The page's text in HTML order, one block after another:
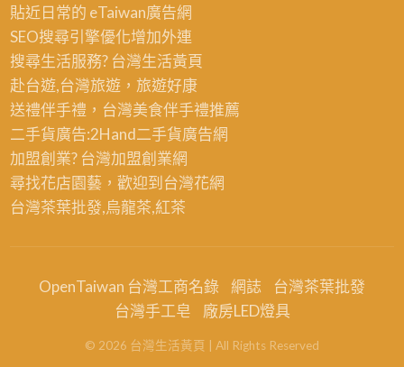
貼近日常的 eTaiwan廣告網
SEO搜尋引擎優化增加外連
搜尋生活服務? 台灣生活黃頁
赴台遊,台灣旅遊，旅遊好康
送禮伴手禮，台灣美食伴手禮推薦
二手貨廣告:2Hand二手貨廣告網
加盟創業? 台灣加盟創業網
尋找花店園藝，歡迎到 台灣花網
台灣茶葉批發,烏龍茶,紅茶
OpenTaiwan 台灣工商名錄 網誌
台灣茶葉批發
台灣手工皂
廠房LED燈具
© 2026 台灣生活黃頁 | All Rights Reserved